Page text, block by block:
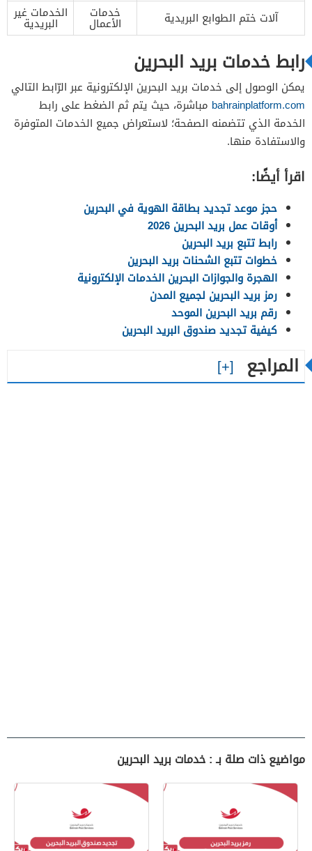
آلات ختم الطوابع البريدية
خدمات
الأعمال
الخدمات غير
البريدية
رابط خدمات بريد البحرين
يمكن الوصول إلى خدمات بريد البحرين الإلكترونية عبر الرّابط التالي
bahrainplatform.com مباشرة، حيث يتم ثم الضغط على رابط
الخدمة الذي تتضمنه الصفحة؛ لاستعراض جميع الخدمات المتوفرة
والاستفادة منها.
اقرأ أيضًا:
حجز موعد تجديد بطاقة الهوية في البحرين
أوقات عمل بريد البحرين 2026
رابط تتبع بريد البحرين
خطوات تتبع الشحنات بريد البحرين
الهجرة والجوازات البحرين الخدمات الإلكترونية
رمز بريد البحرين لجميع المدن
رقم بريد البحرين الموحد
كيفية تجديد صندوق البريد البحرين
المراجع
مواضيع ذات صلة بـ : خدمات بريد البحرين